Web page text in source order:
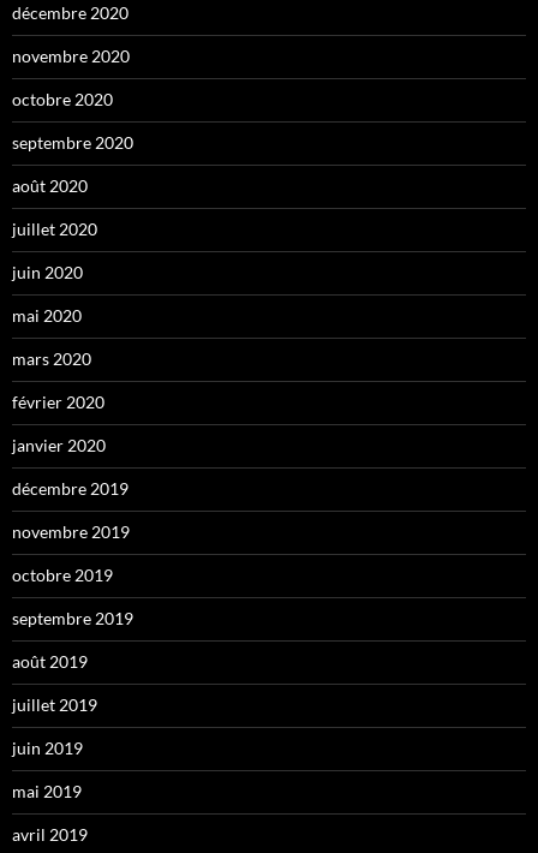
décembre 2020
novembre 2020
octobre 2020
septembre 2020
août 2020
juillet 2020
juin 2020
mai 2020
mars 2020
février 2020
janvier 2020
décembre 2019
novembre 2019
octobre 2019
septembre 2019
août 2019
juillet 2019
juin 2019
mai 2019
avril 2019